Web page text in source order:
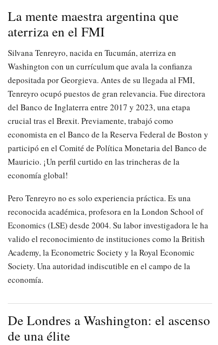
La mente maestra argentina que
aterriza en el FMI
Silvana Tenreyro, nacida en Tucumán, aterriza en
Washington con un currículum que avala la confianza
depositada por Georgieva. Antes de su llegada al FMI,
Tenreyro ocupó puestos de gran relevancia. Fue directora
del Banco de Inglaterra entre 2017 y 2023, una etapa
crucial tras el Brexit. Previamente, trabajó como
economista en el Banco de la Reserva Federal de Boston y
participó en el Comité de Política Monetaria del Banco de
Mauricio. ¡Un perfil curtido en las trincheras de la
economía global!
Pero Tenreyro no es solo experiencia práctica. Es una
reconocida académica, profesora en la London School of
Economics (LSE) desde 2004. Su labor investigadora le ha
valido el reconocimiento de instituciones como la British
Academy, la Econometric Society y la Royal Economic
Society. Una autoridad indiscutible en el campo de la
economía.
De Londres a Washington: el ascenso
de una élite